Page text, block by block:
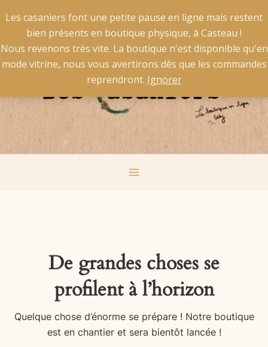
La livraison est gratuite pour la Belgique à partir de 50 €
d'achat et pour la France à partir de 60 € d'achat.
Les casaniers font une petite pause en ligne mais restent
bien présents en boutique physique, à Casteau !
Nous revenons très vite. La boutique n'est disponible qu'en
mode vitrine, nous vous avertirons dès que les commandes
reprendront. Ignorer
au
contenu
Main
Menu
De grandes choses se
profilent à l’horizon
Quelque chose d’énorme se prépare ! Notre boutique
est en chantier et sera bientôt lancée !